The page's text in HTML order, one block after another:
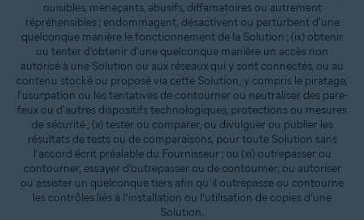
nuisibles, menaçants, abusifs, diffamatoires ou autrement
répréhensibles ; endommagent, désactivent ou perturbent d'une
quelconque manière le fonctionnement de la Solution ; (ix) obtenir
ou tenter d'obtenir d'une quelconque manière un accès non
autorisé à une Solution ou aux réseaux qui y sont connectés, ou au
contenu stocké ou proposé via cette Solution, y compris le piratage,
l'usurpation ou les tentatives de contourner ou neutraliser des pare-
feux ou d'autres dispositifs technologiques, protections ou mesures
de sécurité ; (x) tester ou comparer, ou divulguer ou publier les
résultats de tests ou de comparaisons, pour toute Solution sans
l’accord écrit préalable du Fournisseur ; ou (xi) outrepasser ou
contourner, essayer d’outrepasser ou de contourner, ou autoriser
ou assister un quelconque tiers afin qu’il outrepasse ou contourne
les contrôles liés à l’installation ou l’utilisation de copies d’une
Solution.